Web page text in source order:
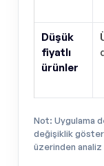
Düşük
fiyatlı
ürünler
Not: Uygulama
değişiklik
üzerinden analiz